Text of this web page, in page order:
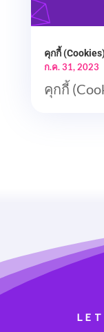
คุกกี้
ก.ค. 31, 2023
คุกกี้